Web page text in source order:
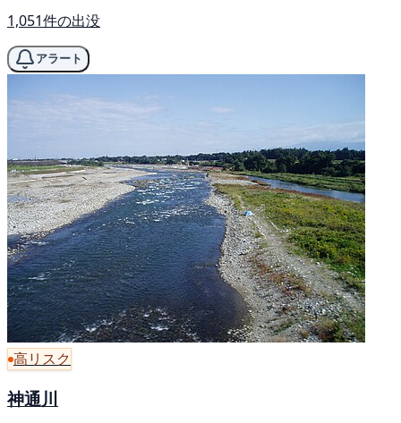
1,051件の出没
アラート
高リスク
神通川